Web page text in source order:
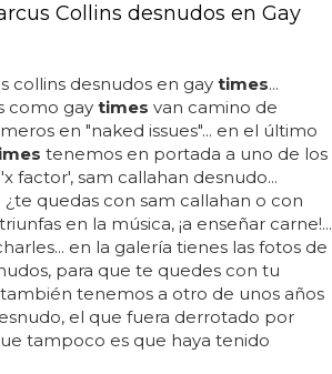
Collins desnudos en Gay
collins desnudos en gay times...
como gay times van camino de
en "naked issues"... en el último
tenemos en portada a uno de los
factor', sam callahan desnudo...
quedas con sam callahan o con
en la música, ¡a enseñar carne!...
en la galería tienes las fotos de
para que te quedes con tu
tenemos a otro de unos años
el que fuera derrotado por
tampoco es que haya tenido